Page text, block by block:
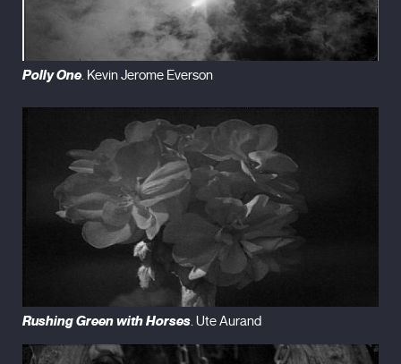
Polly One . Kevin Jerome Everson
Rushing Green with Horses. Ute Aurand